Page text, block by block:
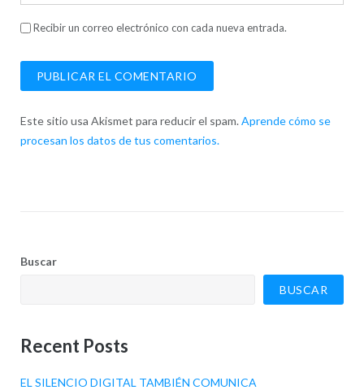
Recibir un correo electrónico con cada nueva entrada.
Este sitio usa Akismet para reducir el spam. Aprende cómo se
procesan los datos de tus comentarios.
Buscar
BUSCAR
Recent Posts
EL SILENCIO DIGITAL TAMBIÉN COMUNICA